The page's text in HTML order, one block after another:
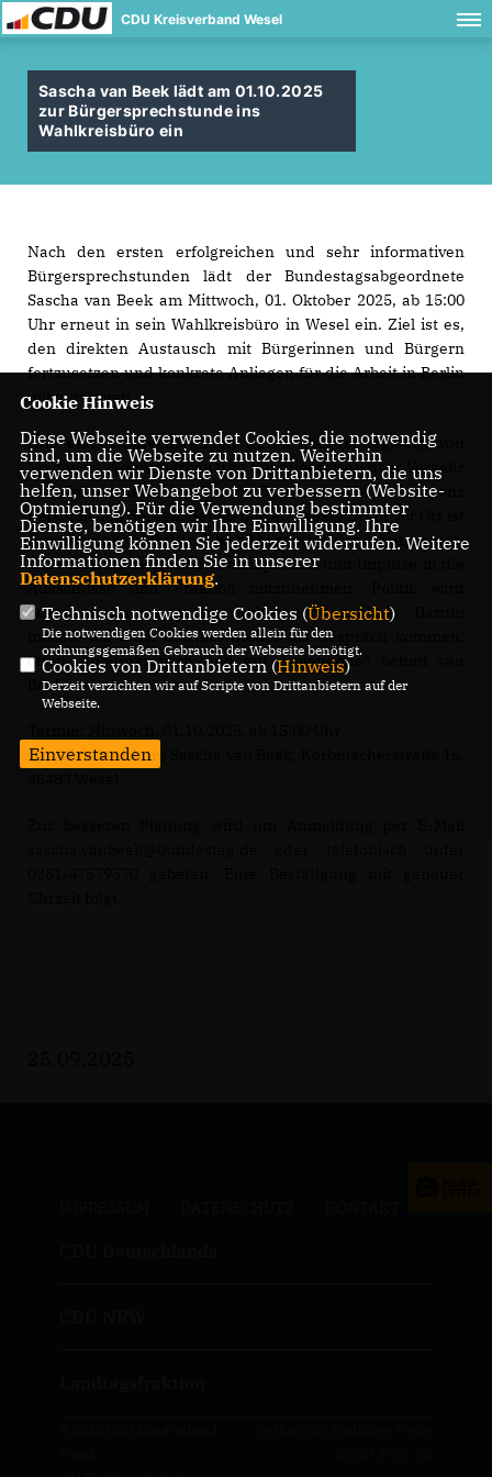
CDU Kreisverband Wesel
Sascha van Beek lädt am 01.10.2025
zur Bürgersprechstunde ins
Wahlkreisbüro ein
Nach den ersten erfolgreichen und sehr informativen
Bürgersprechstunden lädt der Bundestagsabgeordnete
Sascha van Beek am Mittwoch, 01. Oktober 2025, ab 15:00
Uhr erneut in sein Wahlkreisbüro in Wesel ein. Ziel ist es,
den direkten Austausch mit Bürgerinnen und Bürgern
fortzusetzen und konkrete Anliegen für die Arbeit in Berlin
mitzunehmen.
Die ersten Sprechstunden waren äußerst ergiebig, von
Fragen zu Wohnungsbau und Energiepreisen über Verkehr
und Infrastruktur bis hin zu Bürokratieabbau und ganz
persönlichen Sorgen. Genau dieser direkte Draht vor Ort ist
für mich unverzichtbar. Ich will hören, wo der Schuh drückt,
um Probleme zielgerichtet anzupacken und Impulse in die
Ausschüsse und Fraktion mitzunehmen. Politik wird
besser, wenn sie zuhört, erklärt und nachhakt. Darum
möchte ich auch diesmal wieder ins Gespräch kommen;
offen, unbürokratisch und auf Augenhöhe“ betont van
Beek.
Ort: Wahlkreisbüro Sascha van Beek, Korbmacherstraße 15,
Cookie Hinweis
Diese Webseite verwendet Cookies, die notwendig
sind, um die Webseite zu nutzen. Weiterhin
verwenden wir Dienste von Drittanbietern, die uns
helfen, unser Webangebot zu verbessern (Website-
Optmierung). Für die Verwendung bestimmter
Dienste, benötigen wir Ihre Einwilligung. Ihre
Einwilligung können Sie jederzeit widerrufen. Weitere
Informationen finden Sie in unserer
Datenschutzerklärung.
Technisch notwendige Cookies (Übersicht)
Die notwendigen Cookies werden allein für den
ordnungsgemäßen Gebrauch der Webseite benötigt.
Cookies von Drittanbietern (Hinweis)
Derzeit verzichten wir auf Scripte von Drittanbietern auf der
Webseite.
Einverstanden